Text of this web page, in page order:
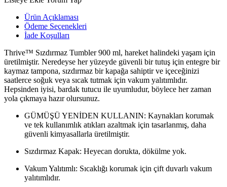
Ürün Açıklaması
Ödeme Seçenekleri
İade Koşulları
Thrive™ Sızdırmaz Tumbler 900 ml, hareket halindeki yaşam için
üretilmiştir. Neredeyse her yüzeyde güvenli bir tutuş için entegre bir
kaymaz tampona, sızdırmaz bir kapağa sahiptir ve içeceğinizi
saatlerce soğuk veya sıcak tutmak için vakum yalıtımlıdır.
Hepsinden iyisi, bardak tutucu ile uyumludur, böylece her zaman
yola çıkmaya hazır olursunuz.
GÜMÜŞÜ YENİDEN KULLANIN: Kaynakları korumak
ve tek kullanımlık atıkları azaltmak için tasarlanmış, daha
güvenli kimyasallarla üretilmiştir.
Sızdırmaz Kapak: Heyecan dorukta, dökülme yok.
Vakum Yalıtımlı: Sıcaklığı korumak için çift duvarlı vakum
yalıtımlıdır.